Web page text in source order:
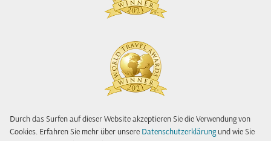
Durch das Surfen auf dieser Website akzeptieren Sie die Verwendung von
Cookies. Erfahren Sie mehr über unsere Datenschutzerklärung und wie Sie